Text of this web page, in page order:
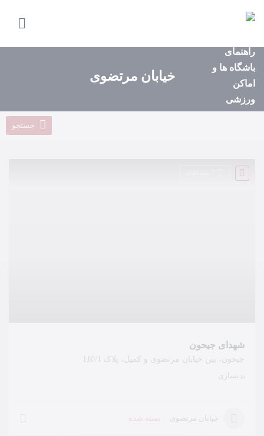
صفحه
استان‌ها
باشگاه‌ها
خیابان مرتضوی
جستجو
شهدای جیحون
جیحون، بین خیابان مرتضوی و کمیل، پلاک 110/1
بدنسازی
خیابان مرتضوی بسته شده